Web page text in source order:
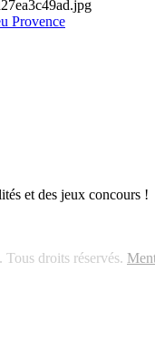
Provence
et des jeux concours !
droits réservés.